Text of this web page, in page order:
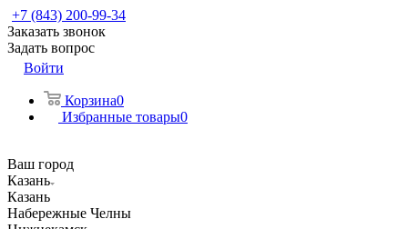
+7 (843) 200-99-34
Заказать звонок
Задать вопрос
Войти
Корзина0
Избранные товары0
Ваш город
Казань
Казань
Набережные Челны